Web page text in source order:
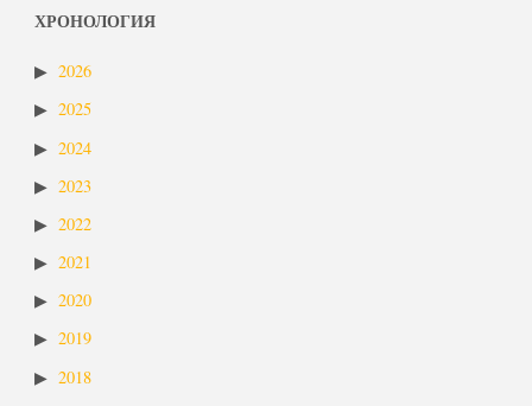
ХРОНОЛОГИЯ
2026
2025
2024
2023
2022
2021
2020
2019
2018